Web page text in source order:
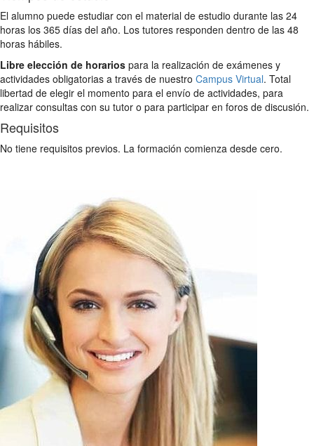
El alumno puede estudiar con el material de estudio durante las 24
horas los 365 días del año. Los tutores responden dentro de las 48
horas hábiles.
Libre elección de horarios para la realización de exámenes y
actividades obligatorias a través de nuestro Campus Virtual. Total
libertad de elegir el momento para el envío de actividades, para
realizar consultas con su tutor o para participar en foros de discusión.
Requisitos
No tiene requisitos previos. La formación comienza desde cero.